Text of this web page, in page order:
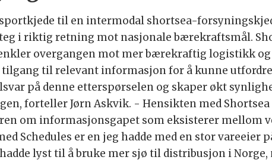
til en intermodal shortsea-
i riktig retning mot nasjonale bærekraftsmål.
overgangen mot mer bærekraftig logistikk
til relevant informasjon for å kunne
på denne etterspørselen og skaper økt
forteller Jørn Askvik. - Hensikten med Shortsea
om informasjonsgapet som eksisterer mellom
Schedules er en jeg hadde med en stor vareeier
lyst til å bruke mer sjø til distribusjon i